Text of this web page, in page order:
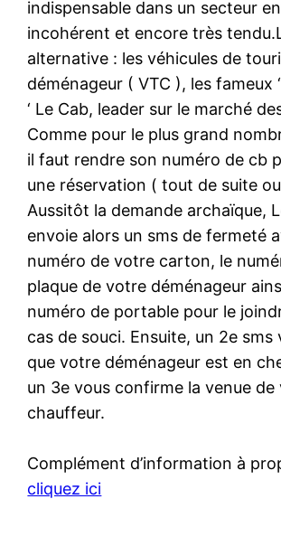
indispensable dans un secteur
incohérent et encore très
alternative : les véhicules de
déménageur ( VTC ), les fameux
‘ Le Cab, leader sur le marché
Comme pour le plus grand
il faut rendre son numéro de cb
une réservation ( tout de suite
Aussitôt la demande archaïque,
envoie alors un sms de fermeté
numéro de votre carton, le
plaque de votre déménageur
numéro de portable pour le
cas de souci. Ensuite, un 2e sms
que votre déménageur est en
un 3e vous confirme la venue de
chauffeur.
Complément d’information à
cliquez ici